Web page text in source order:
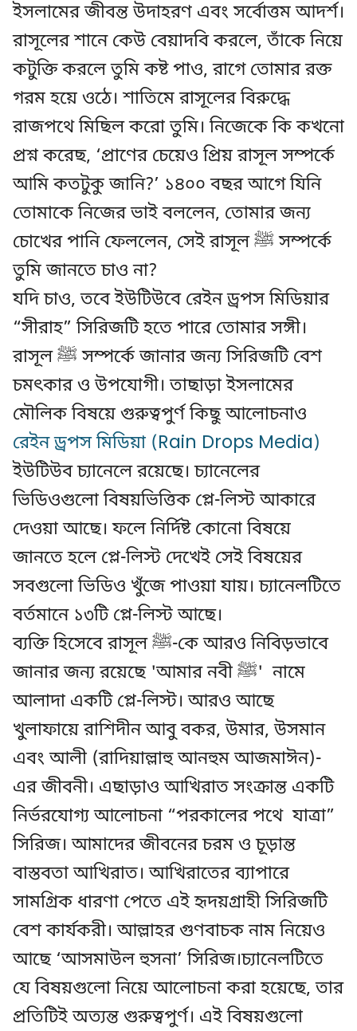
ইসলামের জীবন্ত উদাহরণ এবং সর্বোত্তম আদর্শ।
রাসূলের শানে কেউ বেয়াদবি করলে, তাঁকে নিয়ে
কটুক্তি করলে তুমি কষ্ট পাও, রাগে তোমার রক্ত
গরম হয়ে ওঠে। শাতিমে রাসূলের বিরুদ্ধে
রাজপথে মিছিল করো তুমি। নিজেকে কি কখনো
প্রশ্ন করেছ, ‘প্রাণের চেয়েও প্রিয় রাসূল সম্পর্কে
আমি কতটুকু জানি?’ ১৪০০ বছর আগে যিনি
তোমাকে নিজের ভাই বললেন, তোমার জন্য
চোখের পানি ফেললেন, সেই রাসূল ﷺ সম্পর্কে
তুমি জানতে চাও না?
যদি চাও, তবে ইউটিউবে রেইন ড্রপস মিডিয়ার
“সীরাহ” সিরিজটি হতে পারে তোমার সঙ্গী।
রাসূল ﷺ সম্পর্কে জানার জন্য সিরিজটি বেশ
চমৎকার ও উপযোগী। তাছাড়া ইসলামের
মৌলিক বিষয়ে গুরুত্বপুর্ণ কিছু আলোচনাও
রেইন ড্রপস মিডিয়া (Rain Drops Media)
ইউটিউব চ্যানেলে রয়েছে। চ্যানেলের
ভিডিওগুলো বিষয়ভিত্তিক প্লে-লিস্ট আকারে
দেওয়া আছে। ফলে নির্দিষ্ট কোনো বিষয়ে
জানতে হলে প্লে-লিস্ট দেখেই সেই বিষয়ের
সবগুলো ভিডিও খুঁজে পাওয়া যায়। চ্যানেলটিতে
বর্তমানে ১৩টি প্লে-লিস্ট আছে।
ব্যক্তি হিসেবে রাসূল ﷺ-কে আরও নিবিড়ভাবে
জানার জন্য রয়েছে 'আমার নবী ﷺ' নামে
আলাদা একটি প্লে-লিস্ট। আরও আছে
খুলাফায়ে রাশিদীন আবু বকর, উমার, উসমান
এবং আলী (রাদিয়াল্লাহু আনহুম আজমাঈন)-
এর জীবনী। এছাড়াও আখিরাত সংক্রান্ত একটি
নির্ভরযোগ্য আলোচনা “পরকালের পথে যাত্রা”
সিরিজ। আমাদের জীবনের চরম ও চূড়ান্ত
বাস্তবতা আখিরাত। আখিরাতের ব্যাপারে
সামগ্রিক ধারণা পেতে এই হৃদয়গ্রাহী সিরিজটি
বেশ কার্যকরী। আল্লাহর গুণবাচক নাম নিয়েও
আছে ‘আসমাউল হুসনা’ সিরিজ।চ্যানেলটিতে
যে বিষয়গুলো নিয়ে আলোচনা করা হয়েছে, তার
প্রতিটিই অত্যন্ত গুরুত্বপুর্ণ। এই বিষয়গুলো